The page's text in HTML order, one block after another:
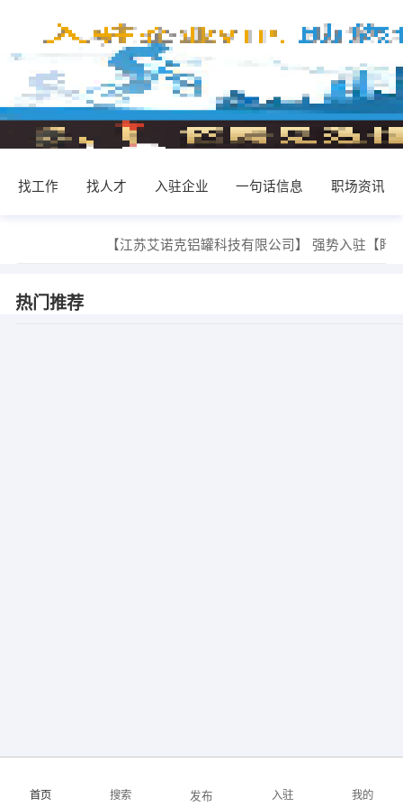
找工作 找人才 入驻企业 一句话信息 职场资讯
【江苏艾诺克铝罐科技有限公司】 强势入驻 【盱
热门推荐
首页 搜索 发布 入驻 我的